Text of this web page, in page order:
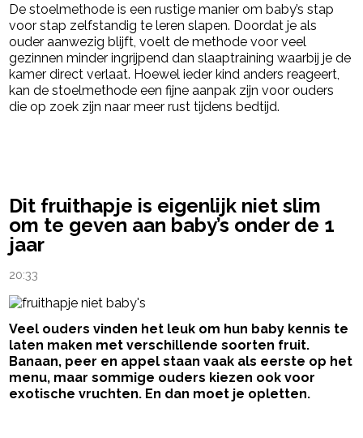
De stoelmethode is een rustige manier om baby’s stap
voor stap zelfstandig te leren slapen. Doordat je als
ouder aanwezig blijft, voelt de methode voor veel
gezinnen minder ingrijpend dan slaaptraining waarbij je de
kamer direct verlaat. Hoewel ieder kind anders reageert,
kan de stoelmethode een fijne aanpak zijn voor ouders
die op zoek zijn naar meer rust tijdens bedtijd.
Dit fruithapje is eigenlijk niet slim
om te geven aan baby’s onder de 1
jaar
20:33
Veel ouders vinden het leuk om hun baby kennis te
laten maken met verschillende soorten fruit.
Banaan, peer en appel staan vaak als eerste op het
menu, maar sommige ouders kiezen ook voor
exotische vruchten. En dan moet je opletten.